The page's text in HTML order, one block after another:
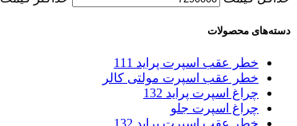
دسته‌های محصولات
خطر عقب اسپرت پراید 111
خطر عقب اسپرت مولتی کالر
چراغ اسپرت پراید 132
چراغ اسپرت جلو
خطر عقب اسپرت پراید 132